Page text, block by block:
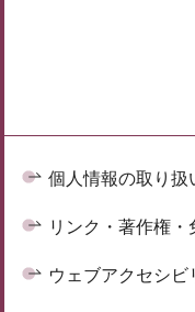
個人情報の取り扱
リンク・著作権・
ウェブアクセシビ